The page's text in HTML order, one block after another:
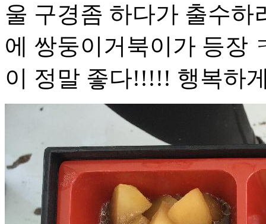
울 구경좀 하다가 출수하
에 쌍둥이거북이가 등장
이 정말 좋다!!!!! 행복하